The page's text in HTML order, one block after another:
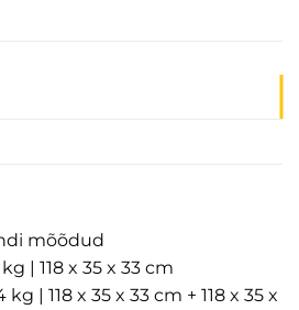
mõõdud
| 118 x 35 x 33 cm
| 118 x 35 x 33 cm + 118 x 35 x